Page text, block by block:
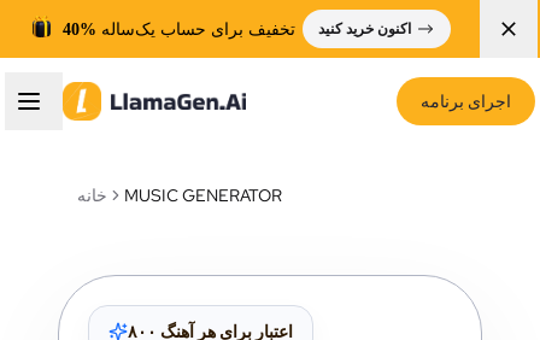
40% تخفیف برای حساب یک‌ساله اکنون خرید کنید
اجرای برنامه
خانه MUSIC GENERATOR
۸۰۰ اعتبار برای هر آهنگ